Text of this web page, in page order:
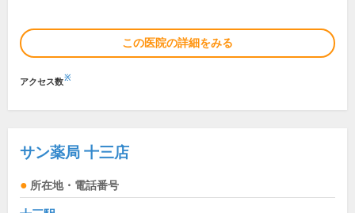
この医院の詳細をみる
アクセス数※
サン薬局 十三店
所在地・電話番号